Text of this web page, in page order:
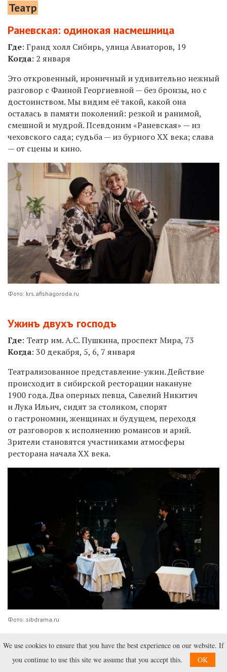
Театр
Раневская: одинокая насмешница
Где: Гранд холл Сибирь, улица Авиаторов, 19
Когда: 2 января
Это откровенный, ироничный и удивительно нежный
разговор с Фаиной Георгиевной — без бронзы, но с
достоинством. Мы видим её такой, какой она
осталась в памяти поколений: резкой и ранимой,
смешной и мудрой. Псевдоним «Раневская» — из
чеховского сада; судьба — из бурного XX века; слава
— от сцены и кино.
Фото: krs.afishagoroda.ru
Ужинъ двухъ господъ
Где: Театр им. А.С. Пушкина, проспект Мира, 73
Когда: 30 декабря, 5, 6, 7 января
Театрализованное представление-ужин. Действие
происходит в сибирской ресторации накануне
1900 года. Два оперных певца, Савелий Никитич
и Лука Ильич, сидят за столиком, спорят
о гастрономии, женщинах и будущем, переходя
от разговоров к исполнению романсов и арий.
Зрители становятся участниками атмосферы
ресторана начала XX века.
Фото: sibdrama.ru
Рождество
Где: Театр кукол, улица Ленина, 119
We use cookies to ensure that you have the best experience on our website. If
you continue to use this site we assume that you accept this.
OK